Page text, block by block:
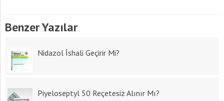
Benzer Yazılar
Nidazol İshali Geçirir Mi?
Piyeloseptyl 50 Reçetesiz Alınır Mı?